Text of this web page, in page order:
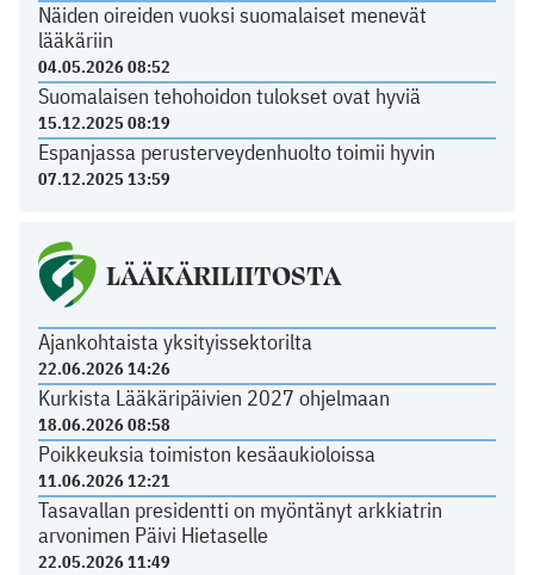
Näiden oireiden vuoksi suomalaiset menevät
lääkäriin
04.05.2026 08:52
Suomalaisen tehohoidon tulokset ovat hyviä
15.12.2025 08:19
Espanjassa perusterveydenhuolto toimii hyvin
07.12.2025 13:59
LÄÄKÄRILIITOSTA
Ajankohtaista yksityissektorilta
22.06.2026 14:26
Kurkista Lääkäripäivien 2027 ohjelmaan
18.06.2026 08:58
Poikkeuksia toimiston kesäaukioloissa
11.06.2026 12:21
Tasavallan presidentti on myöntänyt arkkiatrin
arvonimen Päivi Hietaselle
22.05.2026 11:49